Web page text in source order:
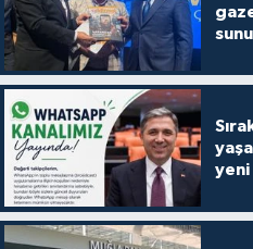
yeni